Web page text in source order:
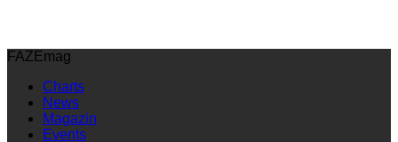
FAZEmag
Charts
News
Magazin
Events